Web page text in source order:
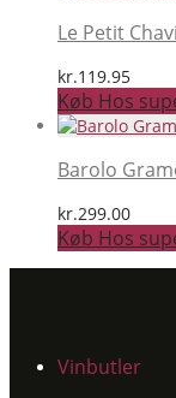
Le Petit
kr.119.95
Køb Hos
Barolo
kr.299.00
Køb Hos
Vinbutler